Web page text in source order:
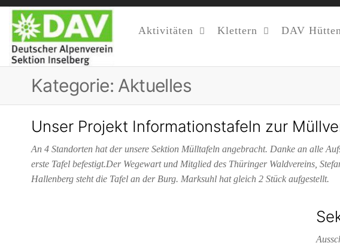
Sektion
Inselberg
Am Fuße
Des 916,5
M Hohen
Aktivitäten Klettern DAV
Kategorie: Aktuelles
Unser Projekt Informationstafeln zur
An 4 Standorten hat der unsere Sektion Mülltafeln angebracht. Danke an alle
erste Tafel befestigt.Der Wegewart und Mitglied des Thüringer Waldvereins,
Hallenberg steht die Tafel an der Burg. Marksuhl hat gleich 2 Stück aufgestellt.